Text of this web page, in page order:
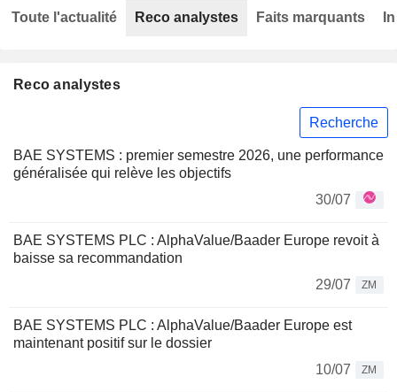
Reco analystes
Recherche
BAE SYSTEMS : premier semestre 2026, une performance
généralisée qui relève les objectifs
30/07
BAE SYSTEMS PLC : AlphaValue/Baader Europe revoit à
baisse sa recommandation
29/07
ZM
BAE SYSTEMS PLC : AlphaValue/Baader Europe est
maintenant positif sur le dossier
10/07
ZM
Toute l'actualité Reco analystes Faits marquants